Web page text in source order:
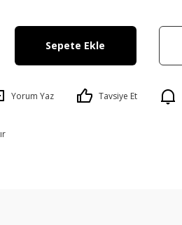
Sepete Ekle
Yorum Yaz Tavsiye Et